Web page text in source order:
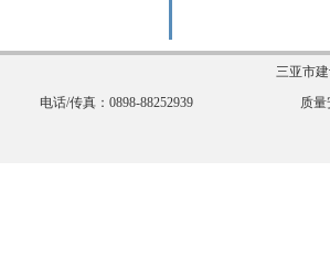
三亚市
电话/传真：0898-88252939
质量